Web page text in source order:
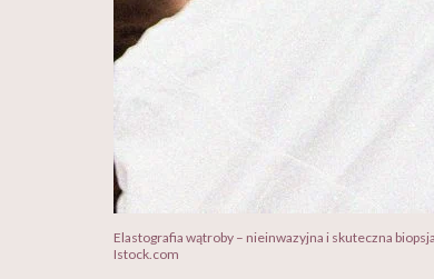
Elastografia wątroby – nieinwazyjna i skuteczna biopsja
Istock.com